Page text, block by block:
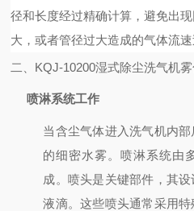
径和长度经过精确计算，避免出
大，或者管径过大造成的气体流
二、KQJ-10200湿式除尘洗气机
喷淋系统工作
当含尘气体进入洗气机内
的细密水雾。喷淋系统由
成。喷头是关键部件，其
液滴。这些喷头通常采用